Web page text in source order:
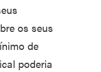
os seus
de
poderia